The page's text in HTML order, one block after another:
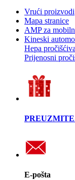
Vrući proizvodi
Mapa stranice
AMP za
Kineski
Hepa
Prijenosni
E-pošta